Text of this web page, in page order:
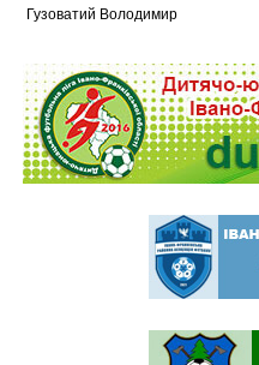
Гузоватий Володимир